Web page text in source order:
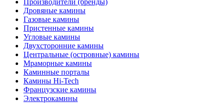
Дровяные камины
Газовые камины
Пристенные камины
Угловые камины
Двухсторонние камины
Центральные (островные) камины
Мраморные камины
Каминные порталы
Камины Hi-Tech
Французские камины
Электрокамины